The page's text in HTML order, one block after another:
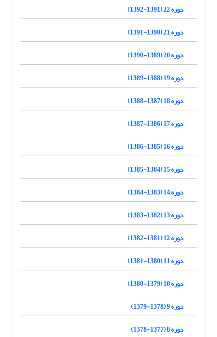
دوره 22 (1391-1392)
دوره 21 (1390-1391)
دوره 20 (1389-1390)
دوره 19 (1388-1389)
دوره 18 (1387-1388)
دوره 17 (1386-1387)
دوره 16 (1385-1386)
دوره 15 (1384-1385)
دوره 14 (1383-1384)
دوره 13 (1382-1383)
دوره 12 (1381-1382)
دوره 11 (1380-1381)
دوره 10 (1379-1380)
دوره 9 (1378-1379)
دوره 8 (1377-1378)